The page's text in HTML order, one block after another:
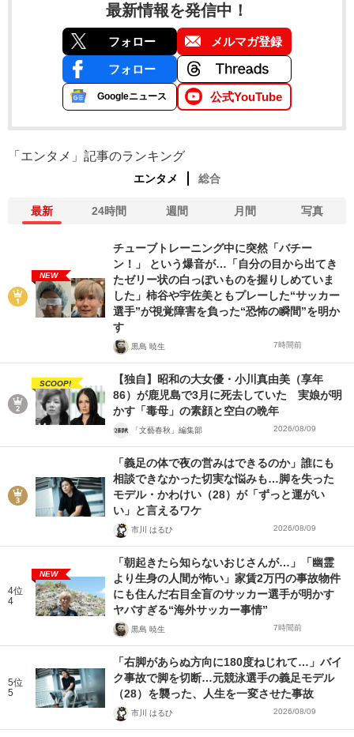
最新情報を発信中！
フォロー メルマガ登録
フォロー
Googleニュース 公式YouTube
「エンタメ」記事のランキング
エンタメ 総合
最新 24時間 週間 月間 写真
NEW
チューブトレーニング中に突然「バチー
ン！」 という爆音が…「自分の目から出てき
たゼリー状の白っぽいものを握りしめていま
した」柿谷や宇佐美ともプレーした“サッカー
選手”が視覚障害を負った“恐怖の瞬間”を明か
す
黒島 暁生 7時間前
SCOOP!
【独自】昭和の大女優・小川真由美（享年
86）が鹿児島で3月に死去していた 実娘が明
かす「毒母」の素顔と空白の晩年
「文藝春秋」編集部 2026/08/09
「義足の体で夜の営みはできるのか」誰にも
相談できなかった切実な悩みも…脚を失った
モデル・かわけい（28）が「ずっと運がい
い」と言えるワケ
市川 はるひ 2026/08/09
4位
4
NEW
「朝起きたら知らないおじさんが…」「幽霊
より生身の人間が怖い」家賃2万円の事故物件
にも住んだ右目全盲のサッカー選手が明かす
ヤバすぎる“海外サッカー事情”
黒島 暁生 7時間前
5位
5
「右脚があらぬ方向に180度ねじれて…」バイ
ク事故で脚を切断…元競泳選手の義足モデル
（28）を襲った、人生を一変させた事故
市川 はるひ 2026/08/09